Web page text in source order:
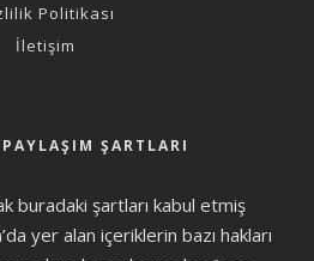
Politikası
İletişim
ŞARTLARI
buradaki şartları kabul etmiş
yer alan içeriklerin bazı hakları